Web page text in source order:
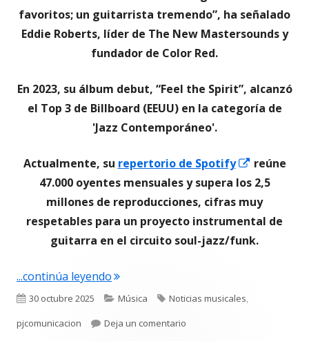
favoritos; un guitarrista tremendo”, ha señalado
Eddie Roberts, líder de The New Mastersounds y
fundador de Color Red.
En 2023, su álbum debut, “Feel the Spirit”, alcanzó
el Top 3 de Billboard (EEUU) en la categoría de
'Jazz Contemporáneo'.
Actualmente, su repertorio de Spotify
Abrir
en
una
ventana
nueva
reúne
47.000 oyentes mensuales y supera los 2,5
millones de reproducciones, cifras muy
respetables para un proyecto instrumental de
guitarra en el circuito soul-jazz/funk.
...continúa leyendo"Lucas de Mulder, guitarrista
Publicado
el
30 octubre 2025 Categorías
Música Etiquetas
Noticias musicales,
pjcomunicacion
Deja un comentario